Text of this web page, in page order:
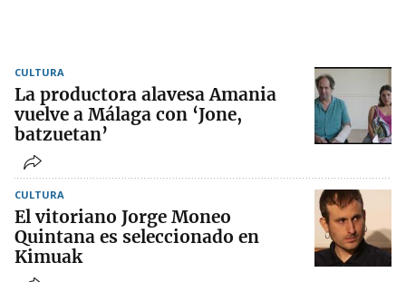
CULTURA
La productora alavesa Amania
vuelve a Málaga con ‘Jone,
batzuetan’
CULTURA
El vitoriano Jorge Moneo
Quintana es seleccionado en
Kimuak